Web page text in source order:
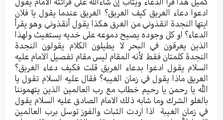
ادعوا دعاء الغريق كيف الغريق؟ الغريق عندما يقول يا فلان
ايتها النجدة انقذوني من الغرق هكذا يقول أنقذوني وهو يقرأ
الدعاء؟ او كل وجوده يصيح دموعه على خديه يستغيث ولهذا
الذين يغرقون في البحر لا يطيلون الكلام يقولون النجدة
النجدة كلمتان فقط لأنه المقام ليس مقام تفصيل الامام عليه
السلام يقول ادعوا بدعاء الغريق قلت فكيف دعاء الغريق؟
الغريق ماذا يقول في زمان الغيبه؟ فقال عليه السلام تقول يا
الله يا رحمن يا رحيم خطاب مع رب العالمين الذين يتهموننا
بالغلو الشرك وما شابه ذلك الامام الصادق عليه السلام يقول
في زمان الغيبة اذا اردت الثبات والفوز توسل برب العالمين